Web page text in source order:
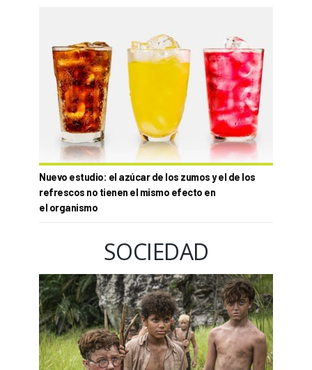
Nuevo estudio: el azúcar de los zumos y el de los
refrescos no tienen el mismo efecto en
el organismo
SOCIEDAD